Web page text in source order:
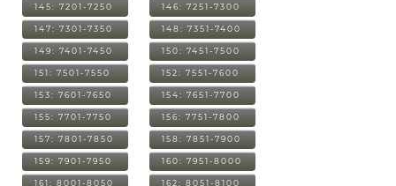
145: 7201-7250 146: 7251-7300
147: 7301-7350 148: 7351-7400
149: 7401-7450 150: 7451-7500
151: 7501-7550 152: 7551-7600
153: 7601-7650 154: 7651-7700
155: 7701-7750 156: 7751-7800
157: 7801-7850 158: 7851-7900
159: 7901-7950 160: 7951-8000
161: 8001-8050 162: 8051-8100